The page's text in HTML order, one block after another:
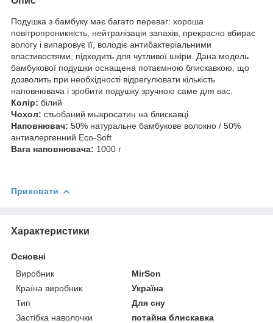
Подушка з бамбуку має багато переваг: хороша
повітропроникність, нейтралізація запахів, прекрасно вбирає
вологу і випаровує її, володіє антибактеріальними
властивостями, підходить для чутливої шкіри. Дана модель
бамбукової подушки оснащена потаємною блискавкою, що
дозволить при необхідності відрегулювати кількість
наповнювача і зробити подушку зручною саме для вас.
Колір: білий
Чохол: стьобаний мыкросатин на блискавці
Наповнювач: 50% натуральне бамбукове волокно / 50%
антиалергенний Eco-Soft
Вага наповнювача: 1000 г
Приховати
Характеристики
Основні
Виробник
MirSon
Країна виробник
Україна
Тип
Для сну
Застібка наволочки
потайна блискавка